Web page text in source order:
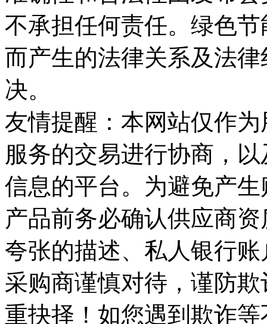
不承担任何责任。绿色
而产生的法律关系及法
决。
友情提醒：本网站仅作
服务的交易进行协商，
信息的平台。为避免产
产品前务必确认供应商
夸张的描述、私人银行
采购商谨慎对待，谨防
重抉择！如您遇到欺诈